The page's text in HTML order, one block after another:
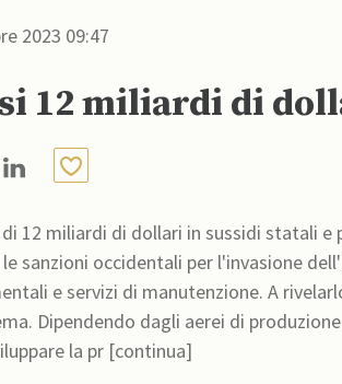
2023 09:47
12 miliardi di
di 12 miliardi di dollari in sussidi statali
sanzioni occidentali per l'invasione
A rivelarlo, il 20 dicembre, è stata Reuters, a seguito di
Dipendendo dagli aerei di
la pr [continua]